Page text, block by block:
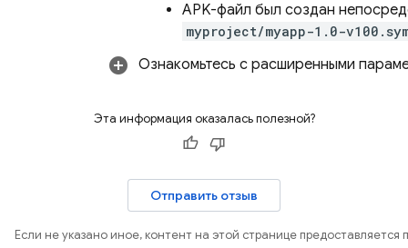
APK-файл был создан
myproject/myapp-1.0-
Ознакомьтесь с расширенными
Эта информация оказалась полезной?
Отправить отзыв
Если не указано иное, контент на этой странице предоставляется